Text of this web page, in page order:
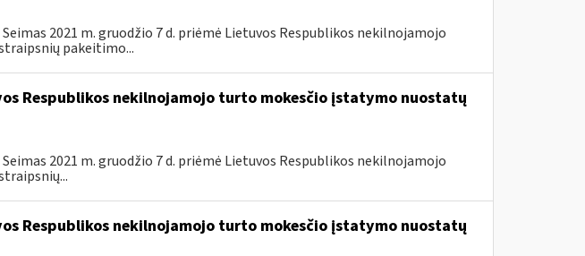
2021 m. gruodžio 7 d. priėmė Lietuvos Respublikos nekilnojamojo
pakeitimo...
Respublikos nekilnojamojo turto mokesčio įstatymo nuostatų
2021 m. gruodžio 7 d. priėmė Lietuvos Respublikos nekilnojamojo
Respublikos nekilnojamojo turto mokesčio įstatymo nuostatų